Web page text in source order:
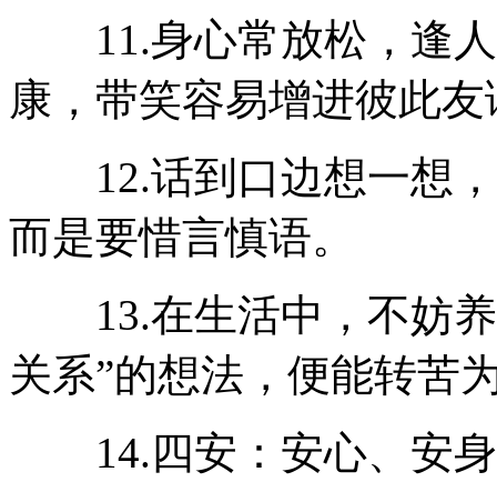
11.身心常放松，逢人
康，带笑容易增进彼此友
12.话到口边想一想，
而是要惜言慎语。
13.在生活中，不妨养
关系”的想法，便能转苦
14.四安：安心、安身